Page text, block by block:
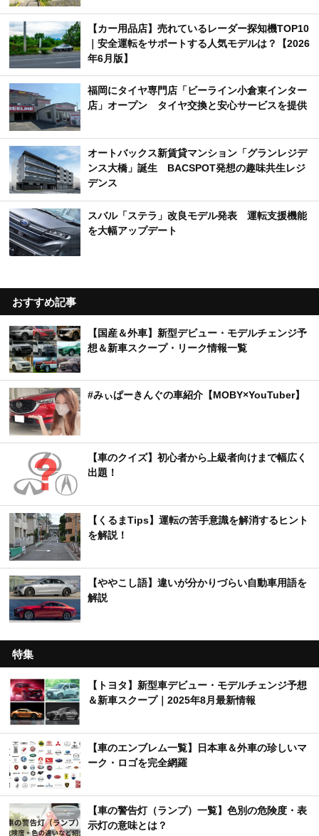
【カー用品店】売れているレーダー探知機TOP10
｜安全運転をサポートする人気モデルは？【2026
年6月版】
福岡にタイヤ専門店「ビーライン小倉東インター
店」オープン タイヤ交換と安心サービスを提供
オートバックス新賃貸マンション「グランレジデ
ンス大橋」誕生 BACSPOT発想の趣味共生レジ
デンス
スバル「ステラ」改良モデル発表 運転支援機能
を大幅アップデート
おすすめ記事
【国産＆外車】新型デビュー・モデルチェンジ予
想＆新車スクープ・リーク情報一覧
#みぃぱーきんぐの車紹介【MOBY×YouTuber】
【車のクイズ】初心者から上級者向けまで幅広く
出題！
【くるまTips】運転の苦手意識を解消するヒント
を解説！
【ややこし語】違いが分かりづらい自動車用語を
解説
特集
【トヨタ】新型車デビュー・モデルチェンジ予想
＆新車スクープ｜2025年8月最新情報
【車のエンブレム一覧】日本車＆外車の珍しいマ
ーク・ロゴを完全網羅
【車の警告灯（ランプ）一覧】色別の危険度・表
示灯の意味とは？